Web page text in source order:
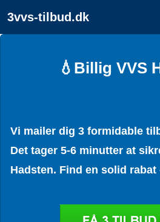
3vvs-tilbud.dk
💧Billig VVS
Vi mailer dig 3 formidable
Det tager 5-6 minutter at
Hadsten. Find en solid rabat